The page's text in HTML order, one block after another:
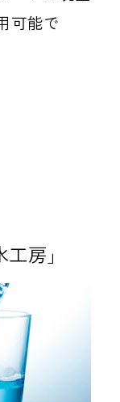
可能で
房」